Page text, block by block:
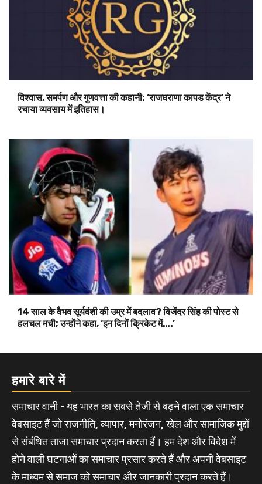
विश्वास, समर्पण और गुणवत्ता की कहानी: ‘राजघराणा कापड केंद्र’ ने
रचाया व्यवसाय में इतिहास।
14 साल के वैभव सूर्यवंशी की उम्र में बदलाव? विजेंदर सिंह की पोस्ट से
हलचल मची; उन्होंने कहा, ‘इन दिनों क्रिकेट में….’
हमारे बारे में
समाचार वानी - यह भारत का सबसे तेजी से बढ़ने वाला एक समाचार
वेबसाइट हैं जो राजनीति, व्यापार, मनोरंजन, खेल और सामाजिक मुद्दों
से संबंधित ताजा समाचार प्रदान करता हैं। हम देश और विदेश में
होने वाली घटनाओं का समाचार प्रसार करते हैं और अपनी वेबसाइट
के माध्यम से समाज को समाचार और जानकारी प्रदान करते हैं।